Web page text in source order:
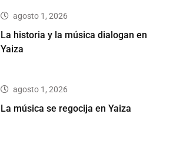
agosto 1, 2026
La historia y la música dialogan en
Yaiza
agosto 1, 2026
La música se regocija en Yaiza